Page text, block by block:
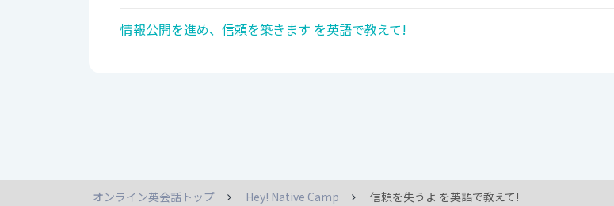
情報公開を進め、信頼を築きます を英語で教えて!
オンライン英会話トップ Hey! Native Camp 信頼を失うよ を英語で教えて!